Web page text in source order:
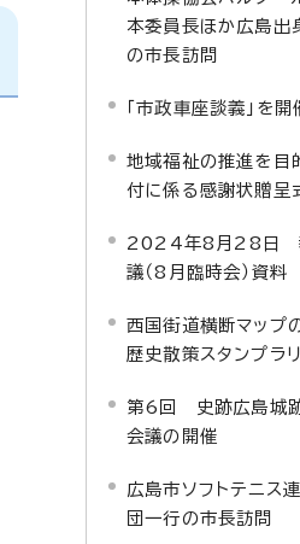
本委員長ほか広島出
の市長訪問
「市政車座談義」を開
地域福祉の推進を目
付に係る感謝状贈呈
2024年8月28日
議（8月臨時会）資料
西国街道横断マップ
歴史散策スタンプラ
第6回 史跡広島城
会議の開催
広島市ソフトテニス
団一行の市長訪問